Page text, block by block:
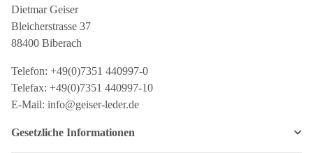
Dietmar Geiser
Bleicherstrasse 37
88400 Biberach
Telefon: +49(0)7351 440997-0
Telefax: +49(0)7351 440997-10
E-Mail: info@geiser-leder.de
Gesetzliche Informationen